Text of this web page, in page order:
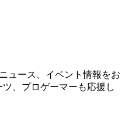
ュース、イベント情報をお
、プロゲーマーも応援し